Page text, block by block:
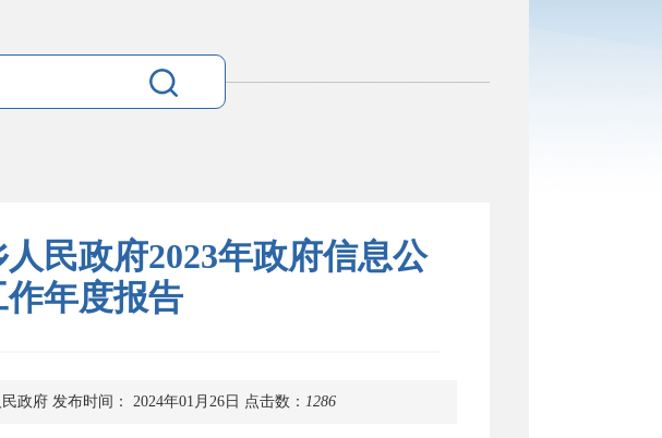
民政府2023年政府信息公
作年度报告
政府 发布时间： 2024年01月26日 点击数： 1286